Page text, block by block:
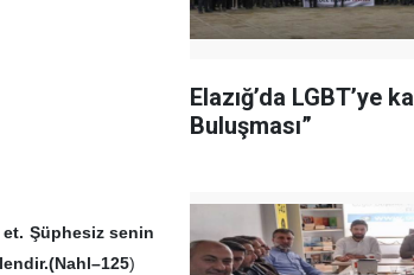
Şüphesiz senin
)
Elazığ’da LGBT’ye
Buluşması”